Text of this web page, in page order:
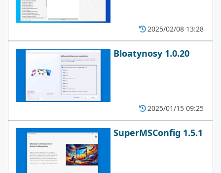
2025/02/08 13:28
Bloatynosy 1.0.20
2025/01/15 09:25
SuperMSConfig 1.5.1